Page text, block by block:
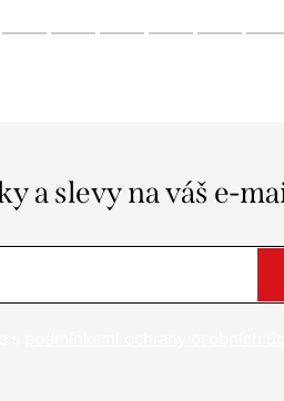
a slevy na váš e-